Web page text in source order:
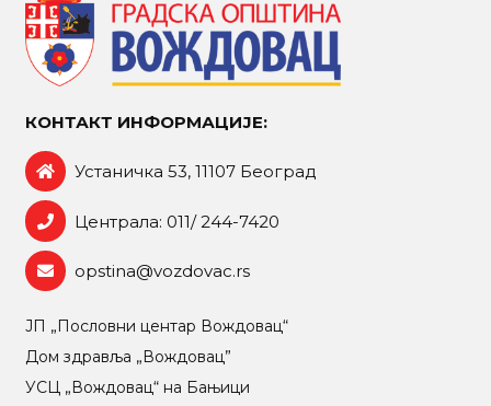
КОНТАКТ ИНФОРМАЦИЈЕ:
Устаничка 53, 11107 Београд
Централа: 011/ 244-7420
opstina@vozdovac.rs
ЈП „Пословни центар Вождовац“
Дом здравља „Вождовац”
УСЦ „Вождовац“ на Бањици